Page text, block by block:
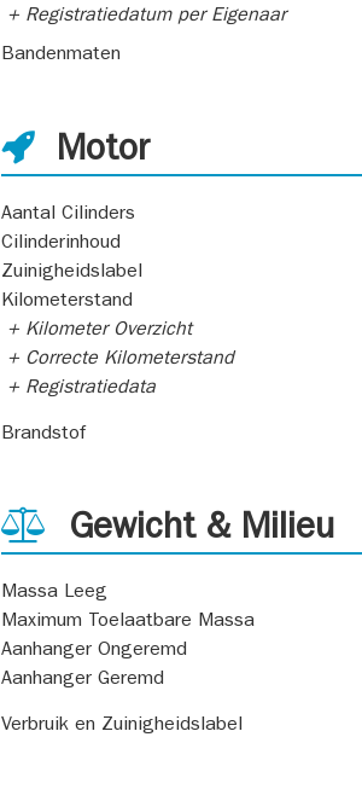
+ Registratiedatum per Eigenaar
Bandenmaten
Motor
Aantal Cilinders
Cilinderinhoud
Zuinigheidslabel
Kilometerstand
+ Kilometer Overzicht
+ Correcte Kilometerstand
+ Registratiedata
Brandstof
Gewicht & Milieu
Massa Leeg
Maximum Toelaatbare Massa
Aanhanger Ongeremd
Aanhanger Geremd
Verbruik en Zuinigheidslabel